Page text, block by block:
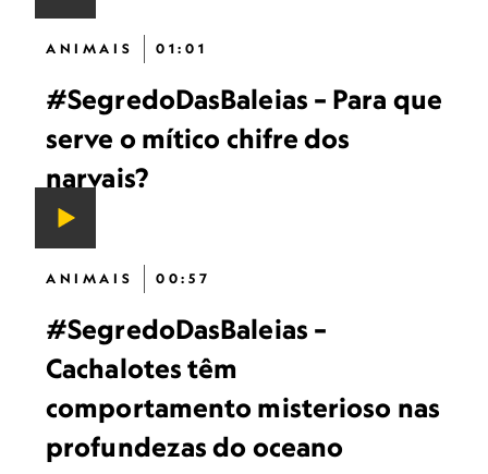
ANIMAIS 01:01
#SegredoDasBaleias – Para que
serve o mítico chifre dos
narvais?
ANIMAIS 00:57
#SegredoDasBaleias –
Cachalotes têm
comportamento misterioso nas
profundezas do oceano